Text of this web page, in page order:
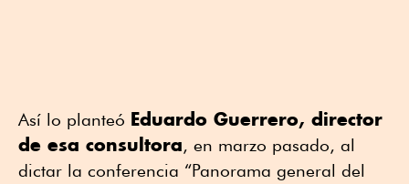
Así lo planteó Eduardo Guerrero, director
de esa consultora, en marzo pasado, al
dictar la conferencia “Panorama general del